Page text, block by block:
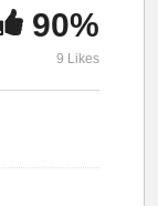
90%
9 Likes